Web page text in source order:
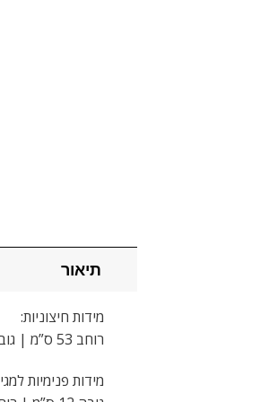
תיאור
מידות חיצוניות:
רוחב 53 ס”מ | גובה 85 ס”מ | עומק 47 ס”מ
מידות פנימיות